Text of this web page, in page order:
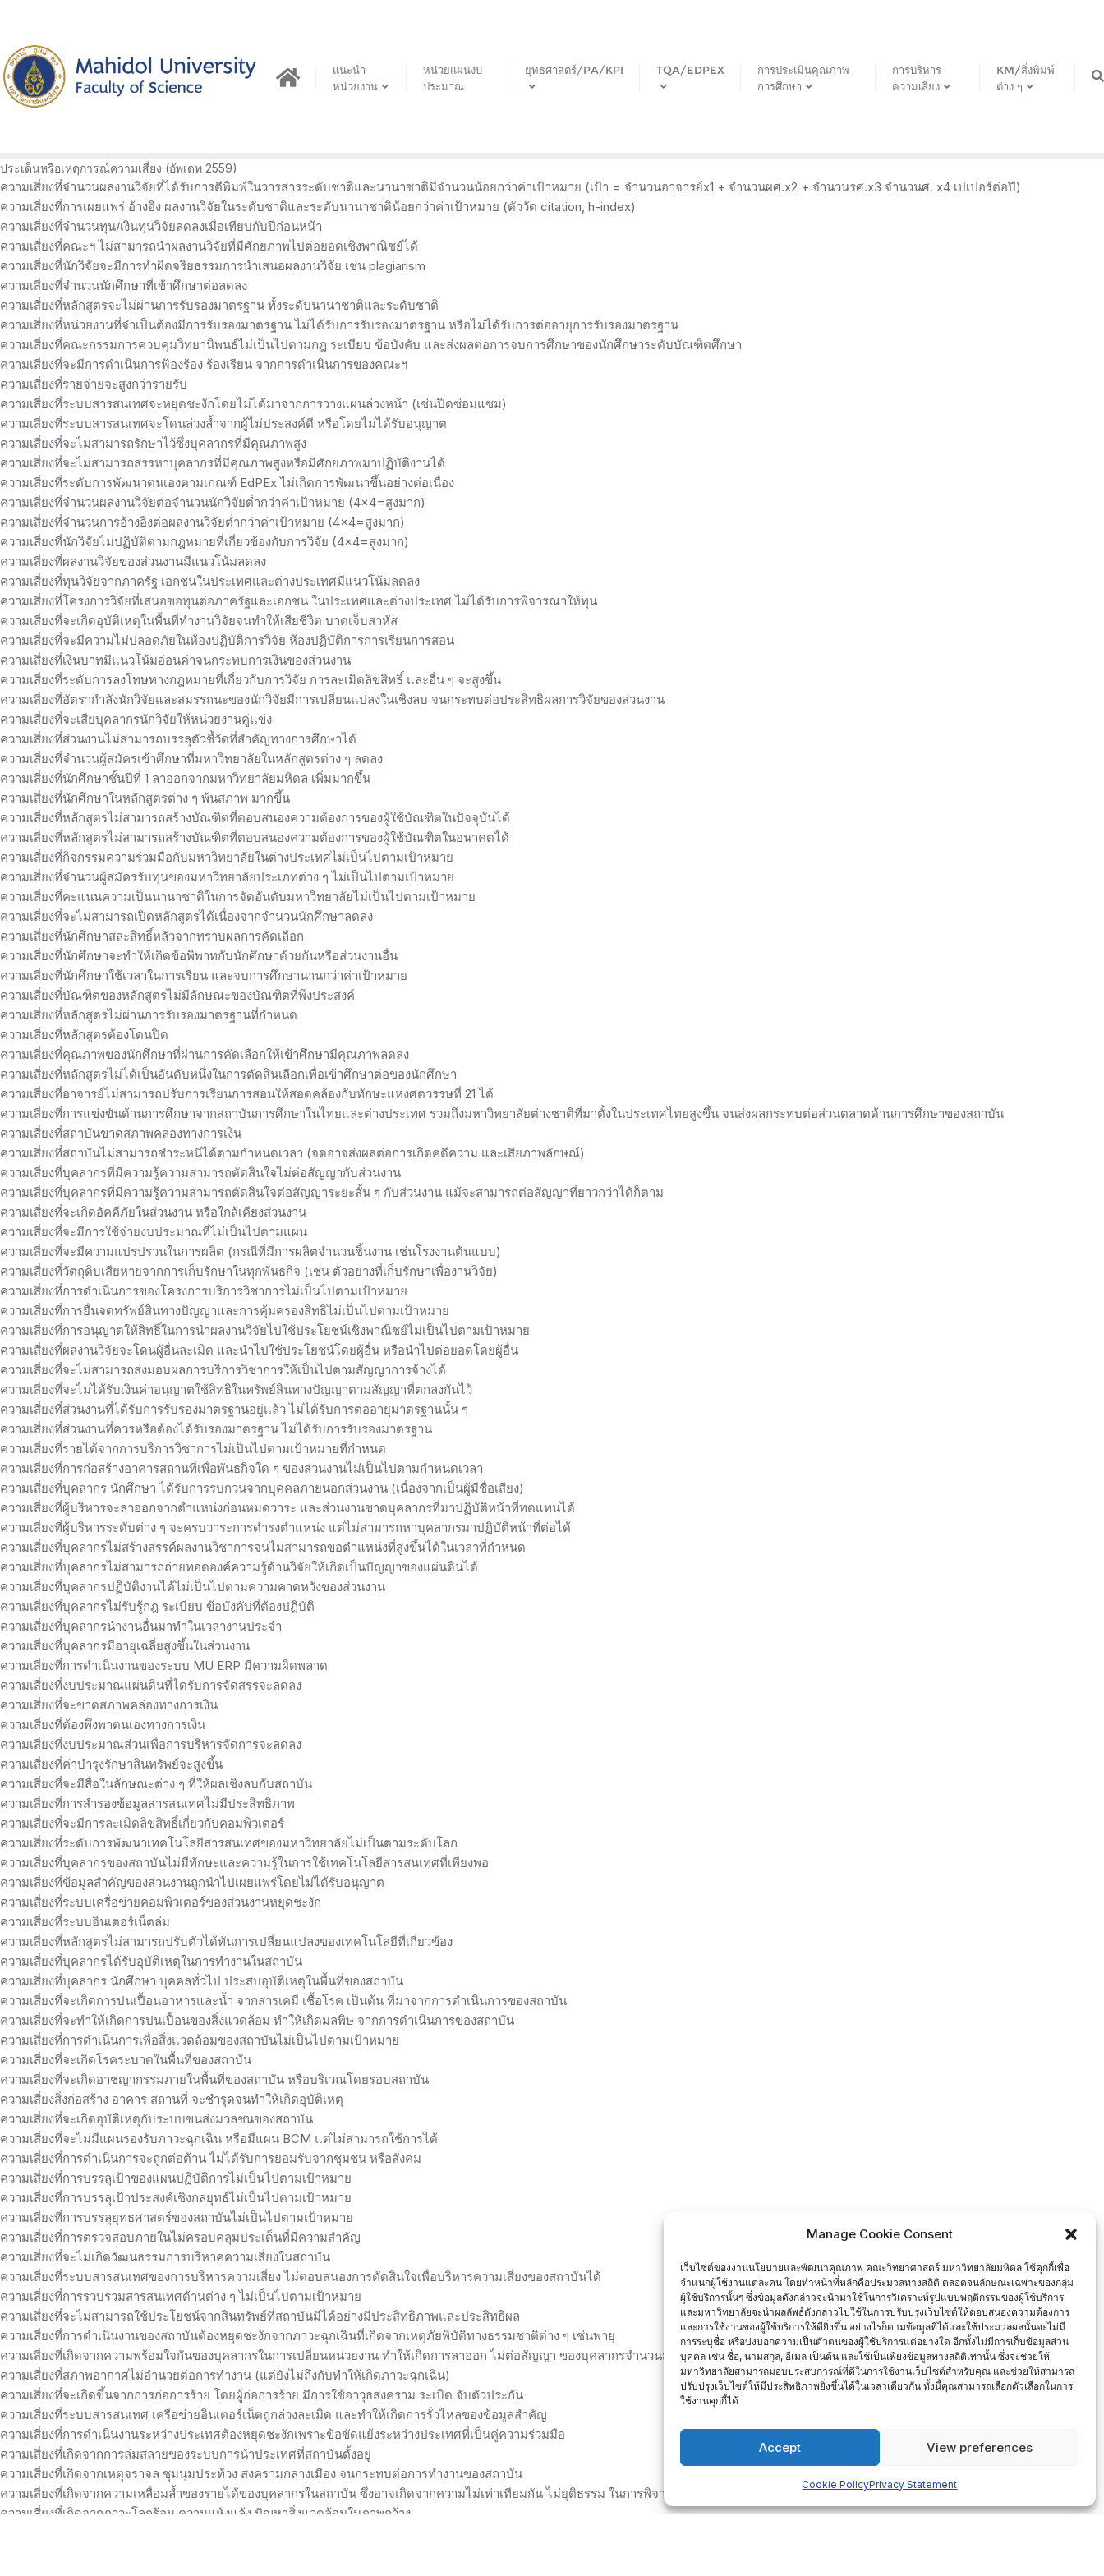
Manage Cookie Consent
เว็บไซต์ของงานนโยบายและพัฒนาคุณภาพ คณะวิทยาศาสตร์ มหาวิทยาลัยมหิดล ใช้คุกกี้เพื่อ
จำแนกผู้ใช้งานแต่ละคน โดยทำหน้าที่หลักคือประมวลทางสถิติ ตลอดจนลักษณะเฉพาะของกลุ่ม
ผู้ใช้บริการนั้นๆ ซึ่งข้อมูลดังกล่าวจะนำมาใช้ในการวิเคราะห์รูปแบบพฤติกรรมของผู้ใช้บริการ
และมหาวิทยาลัยจะนำผลลัพธ์ดังกล่าวไปใช้ในการปรับปรุงเว็บไซต์ให้ตอบสนองความต้องการ
และการใช้งานของผู้ใช้บริการให้ดียิ่งขึ้น อย่างไรก็ตามข้อมูลที่ได้และใช้ประมวลผลนั้นจะไม่มี
การระบุชื่อ หรือบ่งบอกความเป็นตัวตนของผู้ใช้บริการแต่อย่างใด อีกทั้งไม่มีการเก็บข้อมูลส่วน
บุคคล เช่น ชื่อ, นามสกุล, อีเมล เป็นต้น และใช้เป็นเพียงข้อมูลทางสถิติเท่านั้น ซึ่งจะช่วยให้
มหาวิทยาลัยสามารถมอบประสบการณ์ที่ดีในการใช้งานเว็บไซต์สำหรับคุณ และช่วยให้สามารถ
ปรับปรุงเว็บไซต์ให้มีประสิทธิภาพยิ่งขึ้นได้ในเวลาเดียวกัน ทั้งนี้คุณสามารถเลือกตัวเลือกในการ
ใช้งานคุกกี้ได้
Accept View preferences
Cookie PolicyPrivacy Statement
content
แนะนำ
หน่วยงาน
หน่วยแผนงบ
ประมาณ
ยุทธศาสตร์/PA/KPI TQA/EDPEX
การประเมินคุณภาพ
การศึกษา
การบริหาร
ความเสี่ยง
KM/สิ่งพิมพ์
ต่าง ๆ
ประเด็นหรือเหตุการณ์ความเสี่ยง (อัพเดท 2559)
ความเสี่ยงที่จำนวนผลงานวิจัยที่ได้รับการตีพิมพ์ในวารสารระดับชาติและนานาชาติมีจำนวนน้อยกว่าค่าเป้าหมาย (เป้า = จำนวนอาจารย์x1 + จำนวนผศ.x2 + จำนวนรศ.x3 จำนวนศ. x4 เปเปอร์ต่อปี)
ความเสี่ยงที่การเผยแพร่ อ้างอิง ผลงานวิจัยในระดับชาติและระดับนานาชาติน้อยกว่าค่าเป้าหมาย (ตัววัด citation, h-index)
ความเสี่ยงที่จำนวนทุน/เงินทุนวิจัยลดลงเมื่อเทียบกับปีก่อนหน้า
ความเสี่ยงที่คณะฯ ไม่สามารถนำผลงานวิจัยที่มีศักยภาพไปต่อยอดเชิงพาณิชย์ได้
ความเสี่ยงที่นักวิจัยจะมีการทำผิดจริยธรรมการนำเสนอผลงานวิจัย เช่น plagiarism
ความเสี่ยงที่จำนวนนักศึกษาที่เข้าศึกษาต่อลดลง
ความเสี่ยงที่หลักสูตรจะไม่ผ่านการรับรองมาตรฐาน ทั้งระดับนานาชาติและระดับชาติ
ความเสี่ยงที่หน่วยงานที่จำเป็นต้องมีการรับรองมาตรฐาน ไม่ได้รับการรับรองมาตรฐาน หรือไม่ได้รับการต่ออายุการรับรองมาตรฐาน
ความเสี่ยงที่คณะกรรมการควบคุมวิทยานิพนธ์ไม่เป็นไปตามกฎ ระเบียบ ข้อบังคับ และส่งผลต่อการจบการศึกษาของนักศึกษาระดับบัณฑิตศึกษา
ความเสี่ยงที่จะมีการดำเนินการฟ้องร้อง ร้องเรียน จากการดำเนินการของคณะฯ
ความเสี่ยงที่รายจ่ายจะสูงกว่ารายรับ
ความเสี่ยงที่ระบบสารสนเทศจะหยุดชะงักโดยไม่ได้มาจากการวางแผนล่วงหน้า (เช่นปิดซ่อมแซม)
ความเสี่ยงที่ระบบสารสนเทศจะโดนล่วงล้ำจากผู้ไม่ประสงค์ดี หรือโดยไม่ได้รับอนุญาต
ความเสี่ยงที่จะไม่สามารถรักษาไว้ซึ่งบุคลากรที่มีคุณภาพสูง
ความเสี่ยงที่จะไม่สามารถสรรหาบุคลากรที่มีคุณภาพสูงหรือมีศักยภาพมาปฏิบัติงานได้
ความเสี่ยงที่ระดับการพัฒนาตนเองตามเกณฑ์ EdPEx ไม่เกิดการพัฒนาขึ้นอย่างต่อเนื่อง
ความเสี่ยงที่จำนวนผลงานวิจัยต่อจำนวนนักวิจัยต่ำกว่าค่าเป้าหมาย (4×4=สูงมาก)
ความเสี่ยงที่จำนวนการอ้างอิงต่อผลงานวิจัยต่ำกว่าค่าเป้าหมาย (4×4=สูงมาก)
ความเสี่ยงที่นักวิจัยไม่ปฏิบัติตามกฎหมายที่เกี่ยวข้องกับการวิจัย (4×4=สูงมาก)
ความเสี่ยงที่ผลงานวิจัยของส่วนงานมีแนวโน้มลดลง
ความเสี่ยงที่ทุนวิจัยจากภาครัฐ เอกชนในประเทศและต่างประเทศมีแนวโน้มลดลง
ความเสี่ยงที่โครงการวิจัยที่เสนอขอทุนต่อภาครัฐและเอกชน ในประเทศและต่างประเทศ ไม่ได้รับการพิจารณาให้ทุน
ความเสี่ยงที่จะเกิดอุบัติเหตุในพื้นที่ทำงานวิจัยจนทำให้เสียชีวิต บาดเจ็บสาหัส
ความเสี่ยงที่จะมีความไม่ปลอดภัยในห้องปฏิบัติการวิจัย ห้องปฏิบัติการการเรียนการสอน
ความเสี่ยงที่เงินบาทมีแนวโน้มอ่อนค่าจนกระทบการเงินของส่วนงาน
ความเสี่ยงที่ระดับการลงโทษทางกฎหมายที่เกี่ยวกับการวิจัย การละเมิดลิขสิทธิ์ และอื่น ๆ จะสูงขึ้น
ความเสี่ยงที่อัตรากำลังนักวิจัยและสมรรถนะของนักวิจัยมีการเปลี่ยนแปลงในเชิงลบ จนกระทบต่อประสิทธิผลการวิจัยของส่วนงาน
ความเสี่ยงที่จะเสียบุคลากรนักวิจัยให้หน่วยงานคู่แข่ง
ความเสี่ยงที่ส่วนงานไม่สามารถบรรลุตัวชี้วัดที่สำคัญทางการศึกษาได้
ความเสี่ยงที่จำนวนผู้สมัครเข้าศึกษาที่มหาวิทยาลัยในหลักสูตรต่าง ๆ ลดลง
ความเสี่ยงที่นักศึกษาชั้นปีที่ 1 ลาออกจากมหาวิทยาลัยมหิดล เพิ่มมากขึ้น
ความเสี่ยงที่นักศึกษาในหลักสูตรต่าง ๆ พ้นสภาพ มากขึ้น
ความเสี่ยงที่หลักสูตรไม่สามารถสร้างบัณฑิตที่ตอบสนองความต้องการของผู้ใช้บัณฑิตในปัจจุบันได้
ความเสี่ยงที่หลักสูตรไม่สามารถสร้างบัณฑิตที่ตอบสนองความต้องการของผู้ใช้บัณฑิตในอนาคตได้
ความเสี่ยงที่กิจกรรมความร่วมมือกับมหาวิทยาลัยในต่างประเทศไม่เป็นไปตามเป้าหมาย
ความเสี่ยงที่จำนวนผู้สมัครรับทุนของมหาวิทยาลัยประเภทต่าง ๆ ไม่เป็นไปตามเป้าหมาย
ความเสี่ยงที่คะแนนความเป็นนานาชาติในการจัดอันดับมหาวิทยาลัยไม่เป็นไปตามเป้าหมาย
ความเสี่ยงที่จะไม่สามารถเปิดหลักสูตรได้เนื่องจากจำนวนนักศึกษาลดลง
ความเสี่ยงที่นักศึกษาสละสิทธิ์หลัวจากทราบผลการคัดเลือก
ความเสี่ยงที่นักศึกษาจะทำให้เกิดข้อพิพาทกับนักศึกษาด้วยกันหรือส่วนงานอื่น
ความเสี่ยงที่นักศึกษาใช้เวลาในการเรียน และจบการศึกษานานกว่าค่าเป้าหมาย
ความเสี่ยงที่บัณฑิตของหลักสูตรไม่มีลักษณะของบัณฑิตที่พึงประสงค์
ความเสี่ยงที่หลักสูตรไม่ผ่านการรับรองมาตรฐานที่กำหนด
ความเสี่ยงที่หลักสูตรต้องโดนปิด
ความเสี่ยงที่คุณภาพของนักศึกษาที่ผ่านการคัดเลือกให้เข้าศึกษามีคุณภาพลดลง
ความเสี่ยงที่หลักสูตรไม่ได้เป็นอันดับหนึ่งในการตัดสินเลือกเพื่อเข้าศึกษาต่อของนักศึกษา
ความเสี่ยงที่อาจารย์ไม่สามารถปรับการเรียนการสอนให้สอดคล้องกับทักษะแห่งศตวรรษที่ 21 ได้
ความเสี่ยงที่การแข่งขันด้านการศึกษาจากสถาบันการศึกษาในไทยและต่างประเทศ รวมถึงมหาวิทยาลัยต่างชาติที่มาตั้งในประเทศไทยสูงขึ้น จนส่งผลกระทบต่อส่วนตลาดด้านการศึกษาของสถาบัน
ความเสี่ยงที่สถาบันขาดสภาพคล่องทางการเงิน
ความเสี่ยงที่สถาบันไม่สามารถชำระหนีได้ตามกำหนดเวลา (จดอาจส่งผลต่อการเกิดคดีความ และเสียภาพลักษณ์)
ความเสี่ยงที่บุคลากรที่มีความรู้ความสามารถตัดสินใจไม่ต่อสัญญากับส่วนงาน
ความเสี่ยงที่บุคลากรที่มีความรู้ความสามารถตัดสินใจต่อสัญญาระยะสั้น ๆ กับส่วนงาน แม้จะสามารถต่อสัญญาที่ยาวกว่าได้ก็ตาม
ความเสี่ยงที่จะเกิดอัคคีภัยในส่วนงาน หรือใกล้เคียงส่วนงาน
ความเสี่ยงที่จะมีการใช้จ่ายงบประมาณที่ไม่เป็นไปตามแผน
ความเสี่ยงที่จะมีความแปรปรวนในการผลิต (กรณีที่มีการผลิตจำนวนชิ้นงาน เช่นโรงงานต้นแบบ)
ความเสี่ยงที่วัตถุดิบเสียหายจากการเก็บรักษาในทุกพันธกิจ (เช่น ตัวอย่างที่เก็บรักษาเพื่องานวิจัย)
ความเสี่ยงที่การดำเนินการของโครงการบริการวิชาการไม่เป็นไปตามเป้าหมาย
ความเสี่ยงที่การยื่นจดทรัพย์สินทางปัญญาและการคุ้มครองสิทธิไม่เป็นไปตามเป้าหมาย
ความเสี่ยงที่การอนุญาตให้สิทธิ์ในการนำผลงานวิจัยไปใช้ประโยชน์เชิงพาณิชย์ไม่เป็นไปตามเป้าหมาย
ความเสี่ยงที่ผลงานวิจัยจะโดนผู้อื่นละเมิด และนำไปใช้ประโยชน์โดยผู้อื่น หรือนำไปต่อยอดโดยผู้อื่น
ความเสี่ยงที่จะไม่สามารถส่งมอบผลการบริการวิชาการให้เป็นไปตามสัญญาการจ้างได้
ความเสี่ยงที่จะไม่ได้รับเงินค่าอนุญาตใช้สิทธิในทรัพย์สินทางปัญญาตามสัญญาที่ตกลงกันไว้
ความเสี่ยงที่ส่วนงานที่ได้รับการรับรองมาตรฐานอยู่แล้ว ไม่ได้รับการต่ออายุมาตรฐานนั้น ๆ
ความเสี่ยงที่ส่วนงานที่ควรหรือต้องได้รับรองมาตรฐาน ไม่ได้รับการรับรองมาตรฐาน
ความเสี่ยงที่รายได้จากการบริการวิชาการไม่เป็นไปตามเป้าหมายที่กำหนด
ความเสี่ยงที่การก่อสร้างอาคารสถานที่เพื่อพันธกิจใด ๆ ของส่วนงานไม่เป็นไปตามกำหนดเวลา
ความเสี่ยงที่บุคลากร นักศึกษา ได้รับการรบกวนจากบุคคลภายนอกส่วนงาน (เนื่องจากเป็นผู้มีชื่อเสียง)
ความเสี่ยงที่ผู้บริหารจะลาออกจากตำแหน่งก่อนหมดวาระ และส่วนงานขาดบุคลากรที่มาปฏิบัติหน้าที่ทดแทนได้
ความเสี่ยงที่ผู้บริหารระดับต่าง ๆ จะครบวาระการดำรงตำแหน่ง แต่ไม่สามารถหาบุคลากรมาปฏิบัติหน้าที่ต่อได้
ความเสี่ยงที่บุคลากรไม่สร้างสรรค์ผลงานวิชาการจนไม่สามารถขอตำแหน่งที่สูงขึ้นได้ในเวลาที่กำหนด
ความเสี่ยงที่บุคลากรไม่สามารถถ่ายทอดองค์ความรู้ด้านวิจัยให้เกิดเป็นปัญญาของแผ่นดินได้
ความเสี่ยงที่บุคลากรปฏิบัติงานได้ไม่เป็นไปตามความคาดหวังของส่วนงาน
ความเสี่ยงที่บุคลากรไม่รับรู้กฎ ระเบียบ ข้อบังคับที่ต้องปฏิบัติ
ความเสี่ยงที่บุคลากรนำงานอื่นมาทำในเวลางานประจำ
ความเสี่ยงที่บุคลากรมีอายุเฉลี่ยสูงขึ้นในส่วนงาน
ความเสี่ยงที่การดำเนินงานของระบบ MU ERP มีความผิดพลาด
ความเสี่ยงที่งบประมาณแผ่นดินที่ไดรับการจัดสรรจะลดลง
ความเสี่ยงที่จะขาดสภาพคล่องทางการเงิน
ความเสี่ยงที่ต้องพึงพาตนเองทางการเงิน
ความเสี่ยงที่งบประมาณส่วนเพื่อการบริหารจัดการจะลดลง
ความเสี่ยงที่ค่าบำรุงรักษาสินทรัพย์จะสูงขึ้น
ความเสี่ยงที่จะมีสื่อในลักษณะต่าง ๆ ที่ให้ผลเชิงลบกับสถาบัน
ความเสี่ยงที่การสำรองข้อมูลสารสนเทศไม่มีประสิทธิภาพ
ความเสี่ยงที่จะมีการละเมิดลิขสิทธิ์เกี่ยวกับคอมพิวเตอร์
ความเสี่ยงที่ระดับการพัฒนาเทคโนโลยีสารสนเทศของมหาวิทยาลัยไม่เป็นตามระดับโลก
ความเสี่ยงที่บุคลากรของสถาบันไม่มีทักษะและความรู้ในการใช้เทคโนโลยีสารสนเทศที่เพียงพอ
ความเสี่ยงที่ข้อมูลสำคัญของส่วนงานถูกนำไปเผยแพร่โดยไม่ได้รับอนุญาต
ความเสี่ยงที่ระบบเครื่อข่ายคอมพิวเตอร์ของส่วนงานหยุดชะงัก
ความเสี่ยงที่ระบบอินเตอร์เน็ตล่ม
ความเสี่ยงที่หลักสูตรไม่สามารถปรับตัวได้ทันการเปลี่ยนแปลงของเทคโนโลยีที่เกี่ยวข้อง
ความเสี่ยงที่บุคลากรได้รับอุบัติเหตุในการทำงานในสถาบัน
ความเสี่ยงที่บุคลากร นักศึกษา บุคคลทั่วไป ประสบอุบัติเหตุในพื้นที่ของสถาบัน
ความเสี่ยงที่จะเกิดการปนเปื้อนอาหารและน้ำ จากสารเคมี เชื้อโรค เป็นต้น ที่มาจากการดำเนินการของสถาบัน
ความเสี่ยงที่จะทำให้เกิดการปนเปื้อนของสิ่งแวดล้อม ทำให้เกิดมลพิษ จากการดำเนินการของสถาบัน
ความเสี่ยงที่การดำเนินการเพื่อสิ่งแวดล้อมของสถาบันไม่เป็นไปตามเป้าหมาย
ความเสี่ยงที่จะเกิดโรคระบาดในพื้นที่ของสถาบัน
ความเสี่ยงที่จะเกิดอาชญากรรมภายในพื้นที่ของสถาบัน หรือบริเวณโดยรอบสถาบัน
ความเสี่ยงสิ่งก่อสร้าง อาคาร สถานที่ จะชำรุดจนทำให้เกิดอุบัติเหตุ
ความเสี่ยงที่จะเกิดอุบัติเหตุกับระบบขนส่งมวลชนของสถาบัน
ความเสี่ยงที่จะไม่มีแผนรองรับภาวะฉุกเฉิน หรือมีแผน BCM แต่ไม่สามารถใช้การได้
ความเสี่ยงที่การดำเนินการจะถูกต่อต้าน ไม่ได้รับการยอมรับจากชุมชน หรือสังคม
ความเสี่ยงที่การบรรลุเป้าของแผนปฏิบัติการไม่เป็นไปตามเป้าหมาย
ความเสี่ยงที่การบรรลุเป้าประสงค์เชิงกลยุทธ์ไม่เป็นไปตามเป้าหมาย
ความเสี่ยงที่การบรรลุยุทธศาสตร์ของสถาบันไม่เป็นไปตามเป้าหมาย
ความเสี่ยงที่การตรวจสอบภายในไม่ครอบคลุมประเด็นที่มีความสำคัญ
ความเสี่ยงที่จะไม่เกิดวัฒนธรรมการบริหาคความเสี่ยงในสถาบัน
ความเสี่ยงที่ระบบสารสนเทศของการบริหารความเสี่ยง ไม่ตอบสนองการตัดสินใจเพื่อบริหารความเสี่ยงของสถาบันได้
ความเสี่ยงที่การรวบรวมสารสนเทศด้านต่าง ๆ ไม่เป็นไปตามเป้าหมาย
ความเสี่ยงที่จะไม่สามารถใช้ประโยชน์จากสินทรัพย์ที่สถาบันมีได้อย่างมีประสิทธิภาพและประสิทธิผล
ความเสี่ยงที่การดำเนินงานของสถาบันต้องหยุดชะงักจากภาวะฉุกเฉินที่เกิดจากเหตุภัยพิบัติทางธรรมชาติต่าง ๆ เช่นพายุ
ความเสี่ยงที่เกิดจากความพร้อมใจกันของบุคลากรในการเปลี่ยนหน่วยงาน ทำให้เกิดการลาออก ไม่ต่อสัญญา ของบุคลากรจำนวนมาก จนทำให้การดำเนินงานของสถาบันหยุดชะงัก
ความเสี่ยงที่สภาพอากาศไม่อำนวยต่อการทำงาน (แต่ยังไม่ถึงกับทำให้เกิดภาวะฉุกเฉิน)
ความเสี่ยงที่จะเกิดขึ้นจากการก่อการร้าย โดยผู้ก่อการร้าย มีการใช้อาวุธสงคราม ระเบิด จับตัวประกัน
ความเสี่ยงที่ระบบสารสนเทศ เครือข่ายอินเตอร์เน็ตถูกล่วงละเมิด และทำให้เกิดการรั่วไหลของข้อมูลสำคัญ
ความเสี่ยงที่การดำเนินงานระหว่างประเทศต้องหยุดชะงักเพราะข้อขัดแย้งระหว่างประเทศที่เป็นคู่ความร่วมมือ
ความเสี่ยงที่เกิดจากการล่มสลายของระบบการนำประเทศที่สถาบันตั้งอยู่
ความเสี่ยงที่เกิดจากเหตุจราจล ชุมนุมประท้วง สงครามกลางเมือง จนกระทบต่อการทำงานของสถาบัน
ความเสี่ยงที่เกิดจากความเหลื่อมล้ำของรายได้ของบุคลากรในสถาบัน ซึ่งอาจเกิดจากความไม่เท่าเทียมกัน ไม่ยุติธรรม ในการพิจารณาผลการปฏิบัติงาน การให้รางวัล และสิ่งจูงใจ
ความเสี่ยงที่เกิดจากภาวะโลกร้อน ความแห้งแล้ง ปัญหาสิ่งแวดล้อมในภาพกว้าง